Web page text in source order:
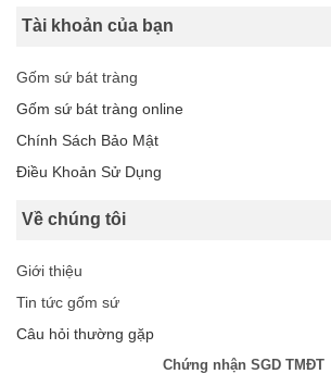
Tài khoản của bạn
Gốm sứ bát tràng
Gốm sứ bát tràng online
Chính Sách Bảo Mật
Điều Khoản Sử Dụng
Về chúng tôi
Giới thiệu
Tin tức gốm sứ
Câu hỏi thường gặp
Chứng nhận SGD TMĐT